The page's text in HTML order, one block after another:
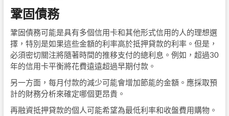
鞏固債務
鞏固債務可能是具有多個信用卡和其他形式信用的人的理想選
擇，特別是如果這些金額的利率高於抵押貸款的利率。但是，
必須密切關注將隨著時間的推移支付的總利息。例如，超過30
年的信用卡平衡將花費遠遠超過早期付款。
另一方面，每月付款的減少可能會增加節能的金額。應採取預
計的財務分析來確定哪個更昂貴。
再融資抵押貸款的個人可能希望為最低利率和收盤費用購物。